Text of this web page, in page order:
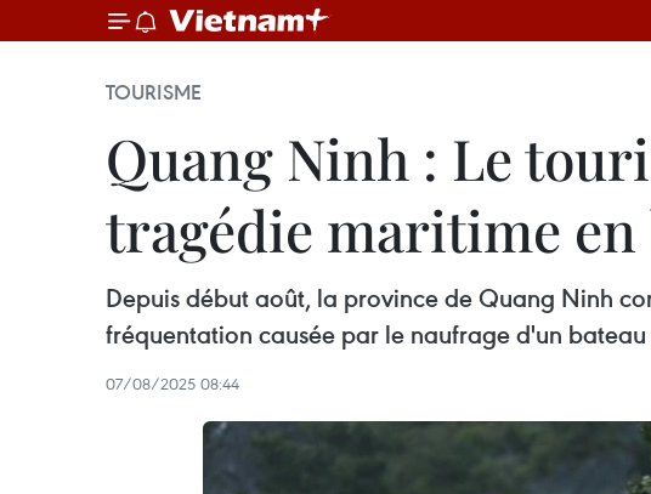
TOURISME
Quang Ninh : Le
tragédie maritime en
Depuis début août, la province de Quang Ninh
fréquentation causée par le naufrage d'un
07/08/2025 08:44